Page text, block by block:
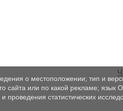
о местоположении; тип и
сайта или по какой рекламе; язык
проведения статистических